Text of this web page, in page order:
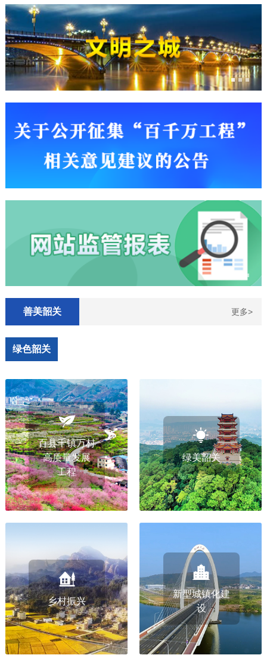
善美韶关 更多>
绿色韶关
百县千镇万村
高质量发展
工程
绿美韶关
乡村振兴
新型城镇化建
设